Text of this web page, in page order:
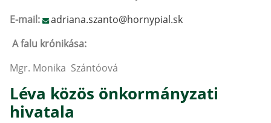
E-mail:
adriana.szanto@hornypial.sk
A falu krónikása:
Mgr. Monika Szántóová
Léva közös önkormányzati
hivatala